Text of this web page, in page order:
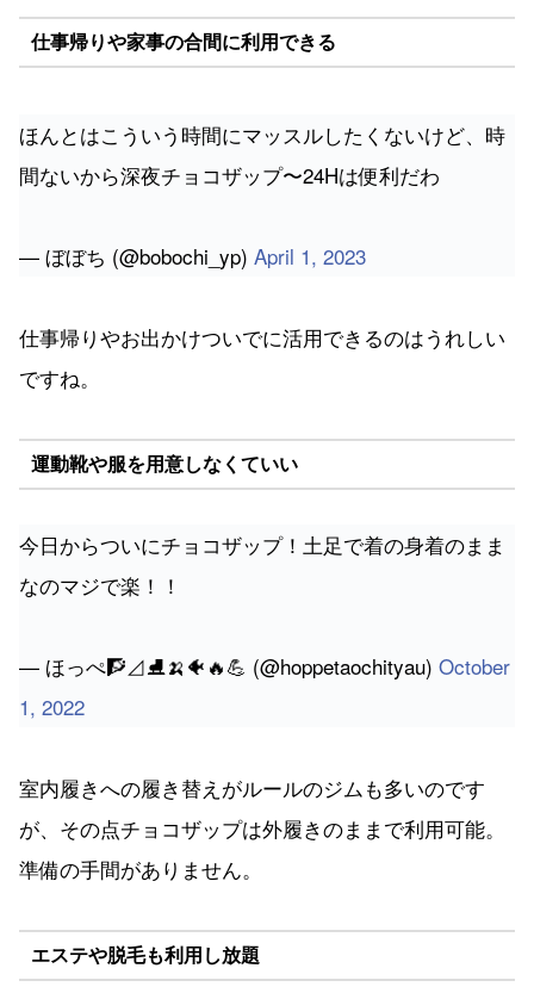
仕事帰りや家事の合間に利用できる
ほんとはこういう時間にマッスルしたくないけど、時
間ないから深夜チョコザップ〜24Hは便利だわ
— ぼぼち (@bobochi_yp) April 1, 2023
仕事帰りやお出かけついでに活用できるのはうれしい
ですね。
運動靴や服を用意しなくていい
今日からついにチョコザップ！土足で着の身着のまま
なのマジで楽！！
— ほっぺ🧗⊿⛸🍌🐠🔥💪 (@hoppetaochityau) October
1, 2022
室内履きへの履き替えがルールのジムも多いのです
が、その点チョコザップは外履きのままで利用可能。
準備の手間がありません。
エステや脱毛も利用し放題